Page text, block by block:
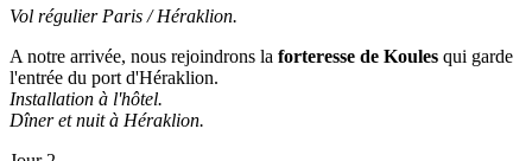
Vol régulier Paris / Héraklion.
A notre arrivée, nous rejoindrons la forteresse de Koules qui garde
l'entrée du port d'Héraklion.
Installation à l'hôtel.
Dîner et nuit à Héraklion.